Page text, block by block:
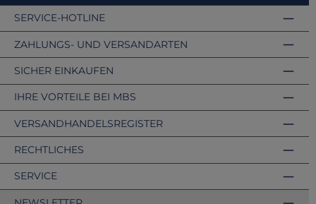
SERVICE-HOTLINE
ZAHLUNGS- UND VERSANDARTEN
VERSANDHANDELSREGISTER
SICHER EINKAUFEN
IHRE VORTEILE BEI MBS
RECHTLICHES
SERVICE